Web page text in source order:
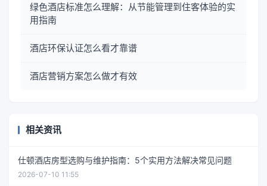
绿色酒店标准怎么理解：从节能管理到住客体验的实
用指南
酒店环保认证怎么看才靠谱
酒店营销方案怎么做才有效
相关资讯
仕顿酒店房型选购与维护指南：5个实用方法解决常见问题
2026-07-10 11:55